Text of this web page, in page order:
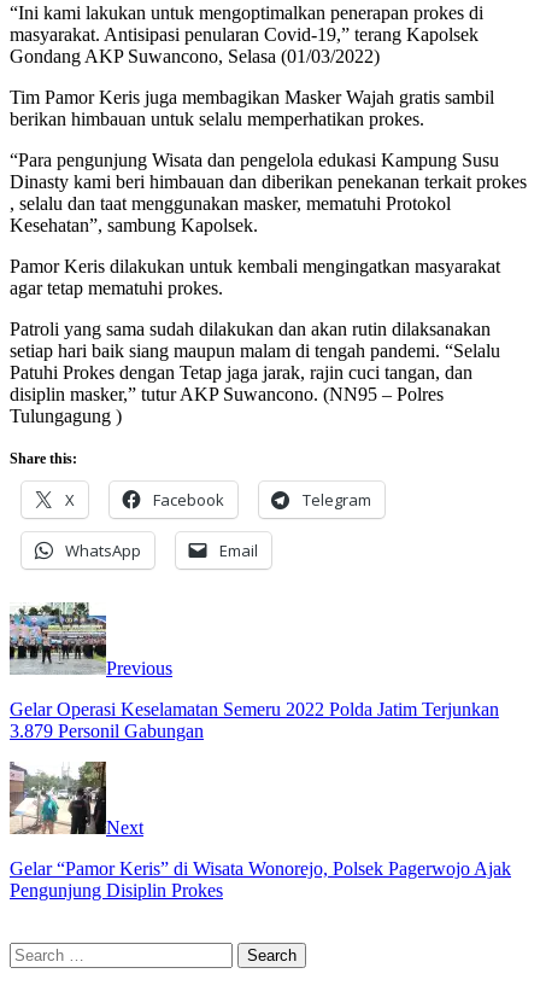
“Ini kami lakukan untuk mengoptimalkan penerapan prokes di
masyarakat. Antisipasi penularan Covid-19,” terang Kapolsek
Gondang AKP Suwancono, Selasa (01/03/2022)
Tim Pamor Keris juga membagikan Masker Wajah gratis sambil
berikan himbauan untuk selalu memperhatikan prokes.
“Para pengunjung Wisata dan pengelola edukasi Kampung Susu
Dinasty kami beri himbauan dan diberikan penekanan terkait prokes
, selalu dan taat menggunakan masker, mematuhi Protokol
Kesehatan”, sambung Kapolsek.
Pamor Keris dilakukan untuk kembali mengingatkan masyarakat
agar tetap mematuhi prokes.
Patroli yang sama sudah dilakukan dan akan rutin dilaksanakan
setiap hari baik siang maupun malam di tengah pandemi. “Selalu
Patuhi Prokes dengan Tetap jaga jarak, rajin cuci tangan, dan
disiplin masker,” tutur AKP Suwancono. (NN95 – Polres
Tulungagung )
Share this:
X Facebook Telegram
WhatsApp Email
Previous
Gelar Operasi Keselamatan Semeru 2022 Polda Jatim Terjunkan
3.879 Personil Gabungan
Next
Gelar “Pamor Keris” di Wisata Wonorejo, Polsek Pagerwojo Ajak
Pengunjung Disiplin Prokes
Search
for: